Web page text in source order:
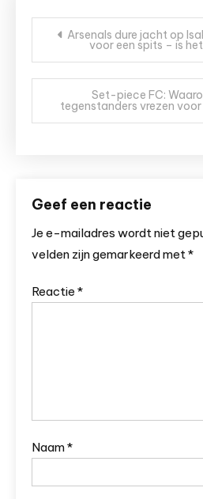
Bericht
navigatie
Arsenals dure jacht op
voor een spits – is
Set-piece FC:
tegenstanders vrezen
Geef een reactie
Je e-mailadres wordt niet
velden zijn gemarkeerd met*
Reactie *
Naam*